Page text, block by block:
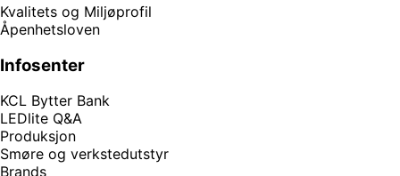
Kvalitets og Miljøprofil
Åpenhetsloven
Infosenter
KCL Bytter Bank
LEDlite Q&A
Produksjon
Smøre og verkstedutstyr
Brands